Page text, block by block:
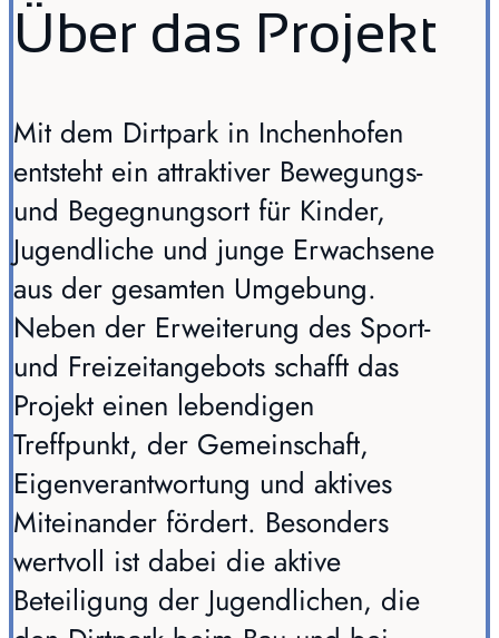
Über das Projekt
Mit dem Dirtpark in Inchenhofen
entsteht ein attraktiver Bewegungs-
und Begegnungsort für Kinder,
Jugendliche und junge Erwachsene
aus der gesamten Umgebung.
Neben der Erweiterung des Sport-
und Freizeitangebots schafft das
Projekt einen lebendigen
Treffpunkt, der Gemeinschaft,
Eigenverantwortung und aktives
Miteinander fördert. Besonders
wertvoll ist dabei die aktive
Beteiligung der Jugendlichen, die